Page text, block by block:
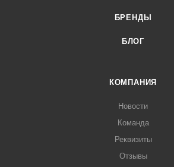
БРЕНДЫ
БЛОГ
КОМПАНИЯ
Новости
Команда
Реквизиты
Отзывы